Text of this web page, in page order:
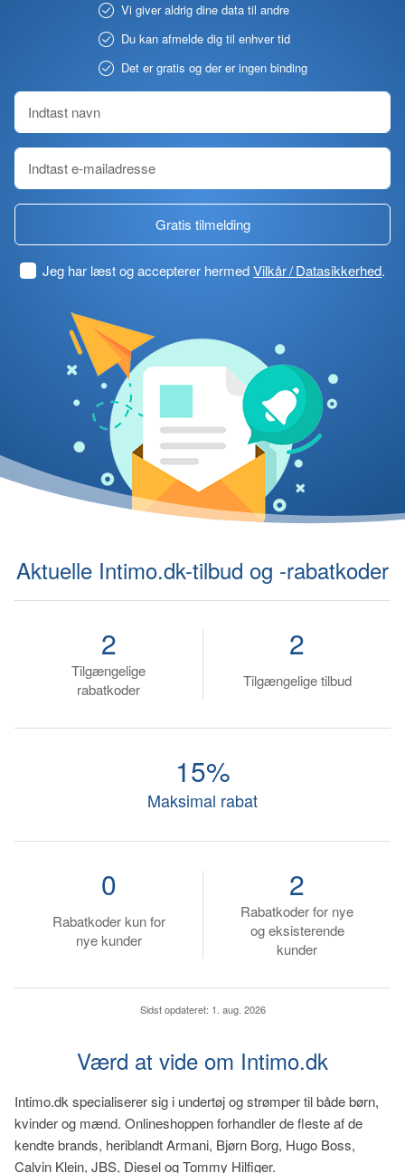
Vi giver aldrig dine data til andre
Du kan afmelde dig til enhver tid
Det er gratis og der er ingen binding
Gratis tilmelding
Jeg har læst og accepterer hermedVilkår / Datasikkerhed.
Aktuelle Intimo.dk-tilbud og -rabatkoder
Tilgængelige
rabatkoder
2
Tilgængelige tilbud
2
Maksimal rabat
15%
Rabatkoder kun for
nye kunder
0
Rabatkoder for nye
og eksisterende
kunder
2
Sidst opdateret: 1. aug. 2026
Værd at vide om Intimo.dk
Intimo.dk specialiserer sig i undertøj og strømper til både børn,
kvinder og mænd. Onlineshoppen forhandler de fleste af de
kendte brands, heriblandt Armani, Bjørn Borg, Hugo Boss,
Calvin Klein, JBS, Diesel og Tommy Hilfiger.